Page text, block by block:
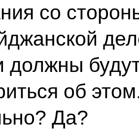
со
должны
об
Да?